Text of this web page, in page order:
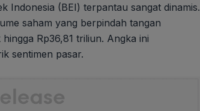
Indonesia (BEI) terpantau sangat dinamis.
saham yang berpindah tangan
Rp36,81 triliun. Angka ini
sentimen pasar.